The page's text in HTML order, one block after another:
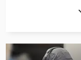
Ams